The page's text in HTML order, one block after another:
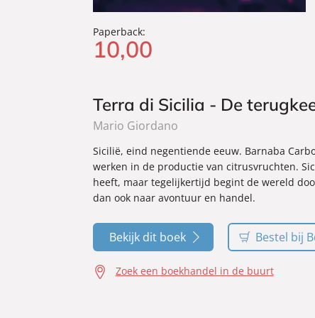
Paperback:
10,00
Terra di Sicilia - De
Mario Giordano
Sicilië, eind negentiende eeuw. Barnaba
werken in de productie van citrusvruchten.
heeft, maar tegelijkertijd begint de wereld
dan ook naar avontuur en handel.
Bekijk dit boek Bestel bij
Zoek een boekhandel in de buurt